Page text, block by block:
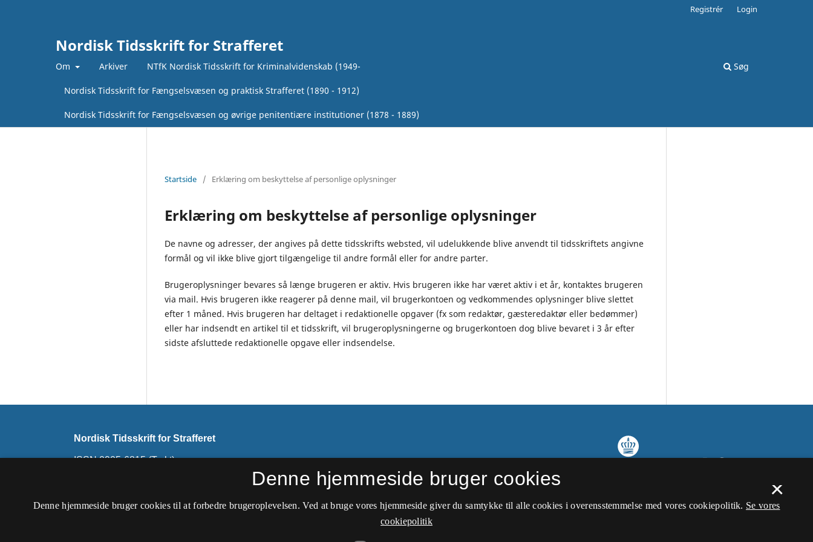
Nordisk Tidsskrift for Strafferet
Om Arkiver NTfK Nordisk Tidsskrift for Kriminalvidenskab (1949-
Nordisk Tidsskrift for Fængselsvæsen og praktisk Strafferet (1890 - 1912)
Nordisk Tidsskrift for Fængselsvæsen og øvrige penitentiære institutioner (1878 - 1889)
Søg
Registrér Login
Startside / Erklæring om beskyttelse af personlige oplysninger
Erklæring om beskyttelse af personlige oplysninger
De navne og adresser, der angives på dette tidsskrifts websted, vil udelukkende blive anvendt til tidsskriftets angivne
formål og vil ikke blive gjort tilgængelige til andre formål eller for andre parter.
Brugeroplysninger bevares så længe brugeren er aktiv. Hvis brugeren ikke har været aktiv i et år, kontaktes brugeren
via mail. Hvis brugeren ikke reagerer på denne mail, vil brugerkontoen og vedkommendes oplysninger blive slettet
efter 1 måned. Hvis brugeren har deltaget i redaktionelle opgaver (fx som redaktør, gæsteredaktør eller bedømmer)
eller har indsendt en artikel til et tidsskrift, vil brugeroplysningerne og brugerkontoen dog blive bevaret i 3 år efter
sidste afsluttede redaktionelle opgave eller indsendelse.
Nordisk Tidsskrift for Strafferet
ISSN 0905-6815 (Trykt)
Nordisk Tidsskrift for Kriminalvidenskab.
×
Denne hjemmeside bruger cookies
Denne hjemmeside bruger cookies til at forbedre brugeroplevelsen. Ved at bruge vores hjemmeside giver du samtykke til alle cookies i overensstemmelse med vores cookiepolitik. Se vores
cookiepolitik